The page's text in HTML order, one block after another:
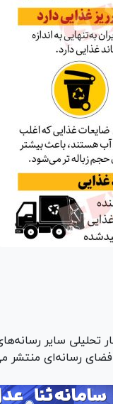
تحلیلی سایر
فضای رسانه‌ای منتشر